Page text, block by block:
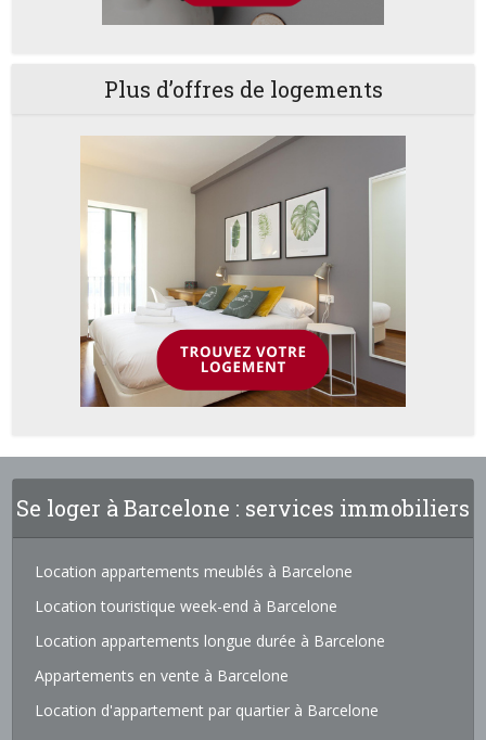
Plus d’offres de logements
Se loger à Barcelone : services immobiliers
Location appartements meublés à Barcelone
Location touristique week-end à Barcelone
Location appartements longue durée à Barcelone
Appartements en vente à Barcelone
Location d'appartement par quartier à Barcelone